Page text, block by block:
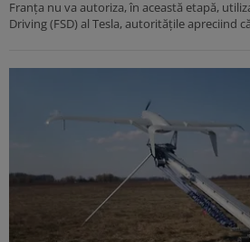
Franța nu va autoriza, în această etapă,
Driving (FSD) al Tesla, autoritățile apreciind